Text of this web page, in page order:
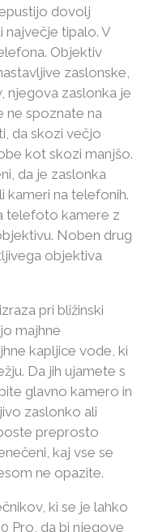
dovolj
tipalo. V
Objektiv
zaslonske,
njegova zaslonka je
ne spoznate na
da skozi večjo
kot skozi manjšo.
da je zaslonka
kameri na telefonih.
telefoto kamere z
Noben drug
objektiva
pri bližinski
majhne
kapljice vode, ki
Da jih ujamete s
glavno kamero in
zaslonko ali
preprosto
kaj vse se
ne opazite.
ki se je lahko
Pro, da bi njegove